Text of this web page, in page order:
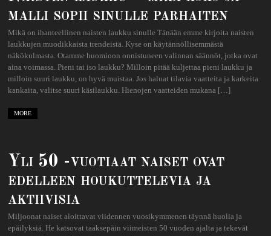
malli sopii sinulle parhaiten
Mikä on ihanteellinen naisten laukku sinulle Tänään emme kirjoita naisten
laukkujen muodikkaista trendeistä. Kyse on käytännöllisemmästä
näkökulmasta. Otamme huomioon onnistuneen valinnan säännöt, jotka ovat
aina voimassa. Pieni tai iso laukku? Milloin pitää kuljettaa pieni laukku ja
milloin suuri laukku, on hyvä muistaa. Jos haluat tilavia vaatteita ja karkeita
kankaita, valitse suuri käsilaukku. Hienojen vaatteiden mukana […]
MORE
Yli 50 -vuotiaat naiset ovat
edelleen houkuttelevia ja
aktiivisia
Miljoonat naiset aloittavat viidennen vuosikymmenen täynnä huolia ja
epäilyksiä. He katsovat taaksepäin viimeisten 50 vuoden ajalta ja tekevät